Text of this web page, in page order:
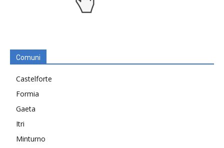
Comuni
Castelforte
Formia
Gaeta
Itri
Minturno